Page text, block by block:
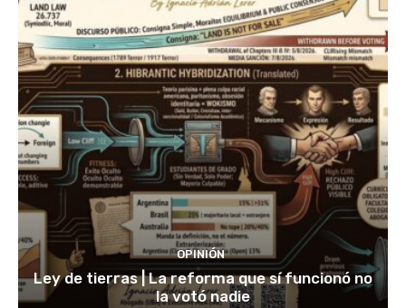
OPINIÓN
Ley de tierras | La reforma que sí funcionó no
la votó nadie